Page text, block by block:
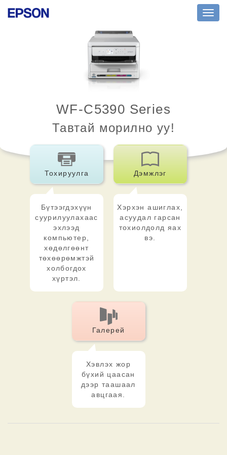
WF-C5390 Series
Тавтай морилно уу!
Тохируулга
Бүтээгдэхүүн
суурилуулахаас
эхлээд
компьютер,
хөдөлгөөнт
төхөөрөмжтэй
холбогдох
хүртэл.
Дэмжлэг
Хэрхэн ашиглах,
асуудал гарсан
тохиолдолд яах
вэ.
Галерей
Хэвлэх жор
бүхий цаасан
дээр таашаал
авцгаая.